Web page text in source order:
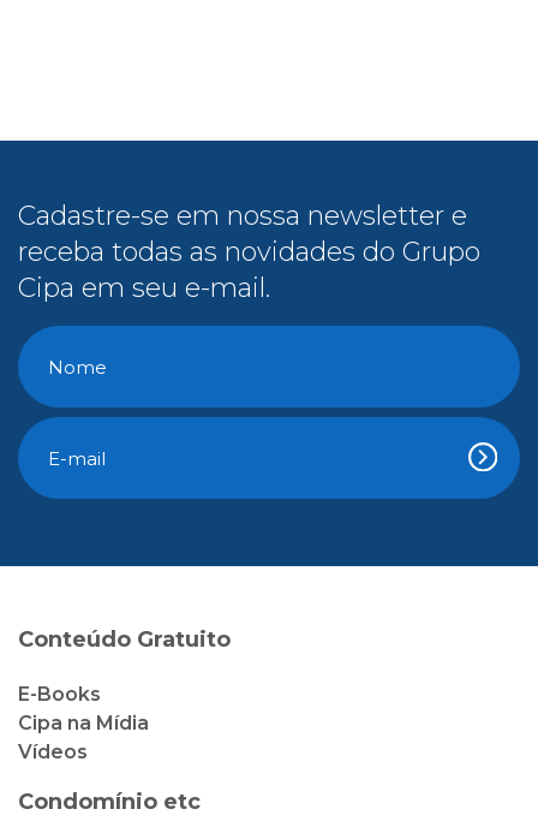
Cadastre-se em nossa newsletter e
receba todas as novidades do Grupo
Cipa em seu e-mail.
Conteúdo Gratuito
E-Books
Cipa na Mídia
Vídeos
Condomínio etc